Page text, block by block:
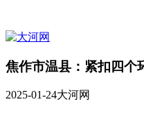
焦作市温县：紧扣四个
2025-01-24大河网